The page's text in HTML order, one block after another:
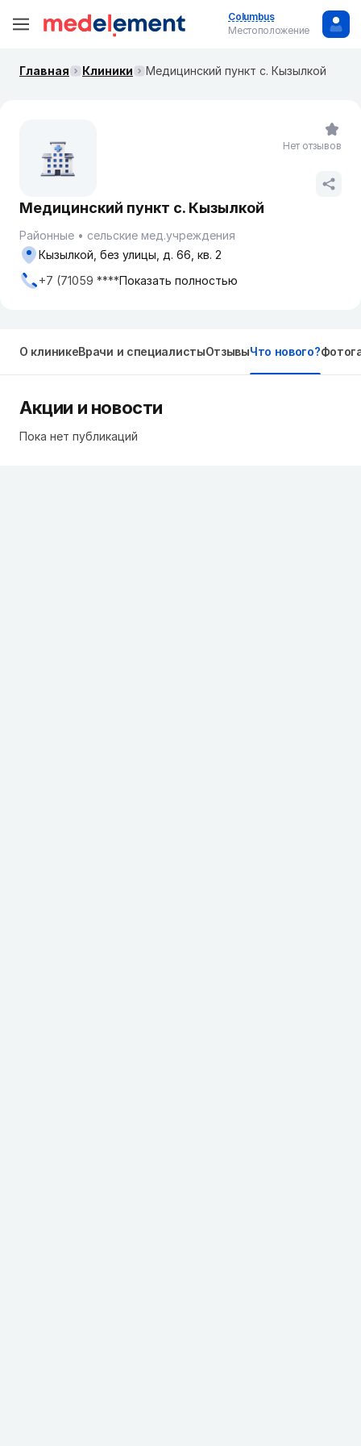
Columbus
Местоположение
Главная Клиники Медицинский пункт с. Кызылкой
Медицинский пункт с. Кызылкой
Районные
сельские мед.учреждения
Кызылкой, без улицы, д. 66, кв. 2
+7 (71059 ****Показать полностью
Нет отзывов
О клиникеВрачи и специалистыОтзывыЧто нового?
Акции и новости
Пока нет публикаций